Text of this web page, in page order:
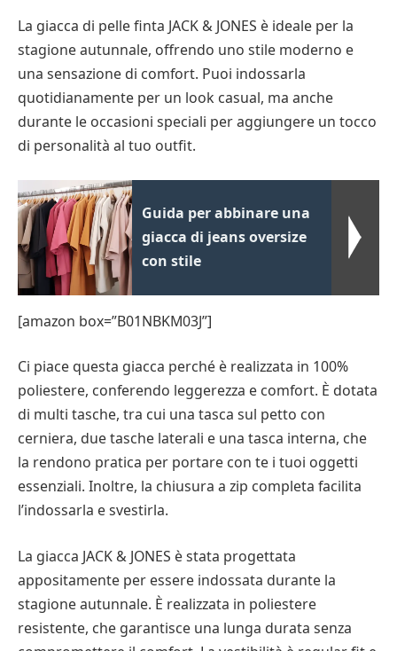
La giacca di pelle finta JACK & JONES è ideale per la
stagione autunnale, offrendo uno stile moderno e
una sensazione di comfort. Puoi indossarla
quotidianamente per un look casual, ma anche
durante le occasioni speciali per aggiungere un tocco
di personalità al tuo outfit.
Guida per abbinare una
giacca di jeans oversize
con stile
[amazon box=”B01NBKM03J”]
Ci piace questa giacca perché è realizzata in 100%
poliestere, conferendo leggerezza e comfort. È dotata
di multi tasche, tra cui una tasca sul petto con
cerniera, due tasche laterali e una tasca interna, che
la rendono pratica per portare con te i tuoi oggetti
essenziali. Inoltre, la chiusura a zip completa facilita
l’indossarla e svestirla.
La giacca JACK & JONES è stata progettata
appositamente per essere indossata durante la
stagione autunnale. È realizzata in poliestere
resistente, che garantisce una lunga durata senza